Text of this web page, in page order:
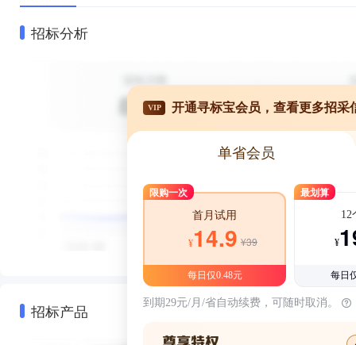
招标分析
招标产品
VIP 开通寻标宝会员，查看更多招采
单省会员
限购一次
首月试用
¥14.9 ¥39
每日仅0.48元
最划算
12
¥
每日
到期29元/月/省自动续费，可随时取消。